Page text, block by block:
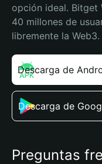
opción ideal. Bitget
40 millones de
libremente la
Descarga de
Descarga de
Preguntas